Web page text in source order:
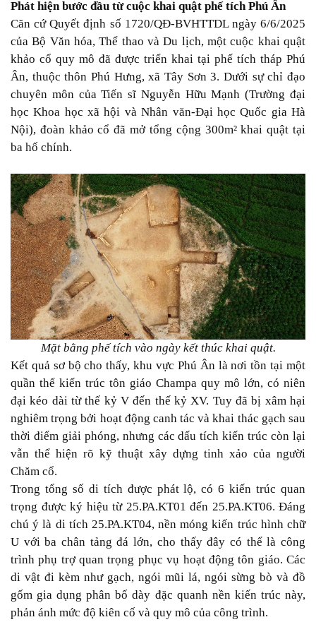
Phát hiện bước đầu từ cuộc khai quật phế tích Phú Ân
Căn cứ Quyết định số 1720/QĐ-BVHTTDL ngày 6/6/2025
của Bộ Văn hóa, Thể thao và Du lịch, một cuộc khai quật
khảo cổ quy mô đã được triển khai tại phế tích tháp Phú
Ân, thuộc thôn Phú Hưng, xã Tây Sơn 3. Dưới sự chỉ đạo
chuyên môn của Tiến sĩ Nguyễn Hữu Mạnh (Trường đại
học Khoa học xã hội và Nhân văn-Đại học Quốc gia Hà
Nội), đoàn khảo cổ đã mở tổng cộng 300m² khai quật tại
ba hố chính.
Mặt bằng phế tích vào ngày kết thúc khai quật.
Kết quả sơ bộ cho thấy, khu vực Phú Ân là nơi tồn tại một
quần thể kiến trúc tôn giáo Champa quy mô lớn, có niên
đại kéo dài từ thế kỷ V đến thế kỷ XV. Tuy đã bị xâm hại
nghiêm trọng bởi hoạt động canh tác và khai thác gạch sau
thời điểm giải phóng, nhưng các dấu tích kiến trúc còn lại
vẫn thể hiện rõ kỹ thuật xây dựng tinh xảo của người
Chăm cổ.
Trong tổng số di tích được phát lộ, có 6 kiến trúc quan
trọng được ký hiệu từ 25.PA.KT01 đến 25.PA.KT06. Đáng
chú ý là di tích 25.PA.KT04, nền móng kiến trúc hình chữ
U với ba chân tảng đá lớn, cho thấy đây có thể là công
trình phụ trợ quan trọng phục vụ hoạt động tôn giáo. Các
di vật đi kèm như gạch, ngói mũi lá, ngói sừng bò và đồ
gốm gia dụng phân bố dày đặc quanh nền kiến trúc này,
phản ánh mức độ kiên cố và quy mô của công trình.